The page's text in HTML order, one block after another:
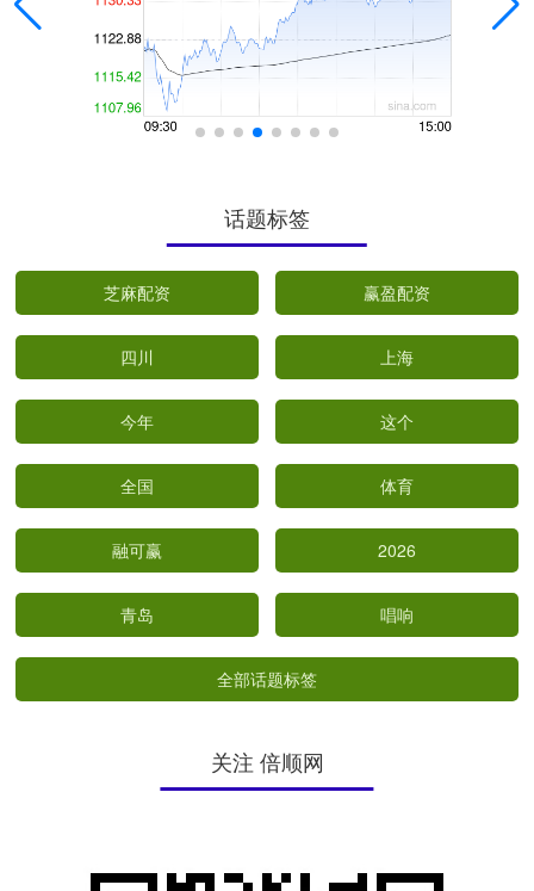
话题标签
芝麻配资 赢盈配资
四川 上海
今年 这个
全国 体育
融可赢 2026
青岛 唱响
全部话题标签
关注 倍顺网